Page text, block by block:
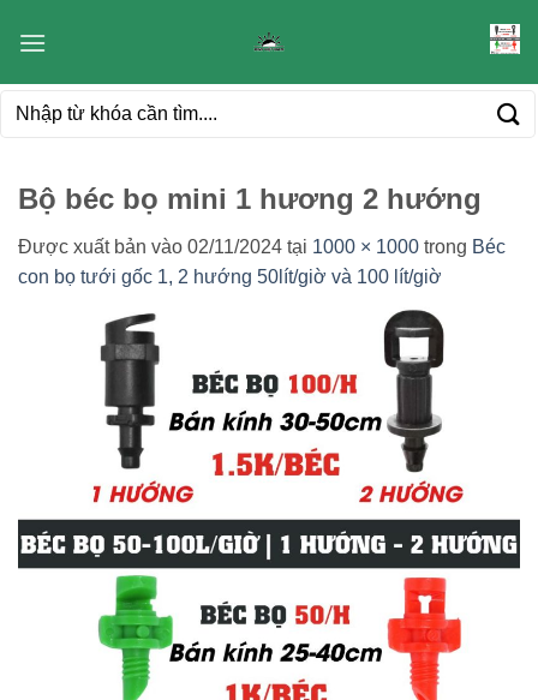
qua
dung
Tìm
Bộ béc bọ mini 1 hương 2 hướng
Được xuất bản vào 02/11/2024 tại 1000 × 1000 trong Béc
con bọ tưới gốc 1, 2 hướng 50lít/giờ và 100 lít/giờ